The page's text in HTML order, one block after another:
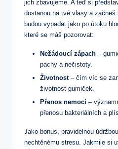
jich zbavujeme. A teď si
dostanou na tvé vlasy a
budou vypadat jako po útoku
které se máš pozorovat:
Nežádoucí zápach –
pachy a nečistoty.
Životnost– čím víc se
životnost gumiček.
Přenos nemocí –
přenosu bakteriálních a
Jako bonus, pravidelnou
nechtěnému stresu. Jakmile si